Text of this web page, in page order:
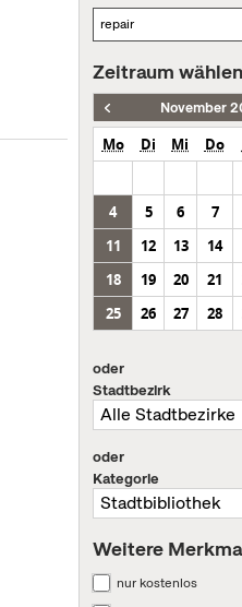
Zeitraum wählen
November
Mo Di Mi Do
4
5 6 7
11
12 13 14
18
19 20 21
25
26 27 28
oder
Stadtbezirk
oder
Kategorie
Weitere
nur kostenlos